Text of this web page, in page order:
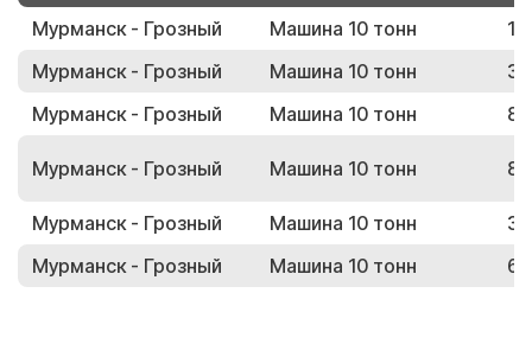
Мурманск - Грозный Машина 10 тонн
Мурманск - Грозный
Машина 10 тонн
Мурманск - Грозный
Машина 10 тонн
Мурманск - Грозный Машина 10 тонн
Мурманск - Грозный Машина 10 тонн
Мурманск - Грозный
Машина 10 тонн